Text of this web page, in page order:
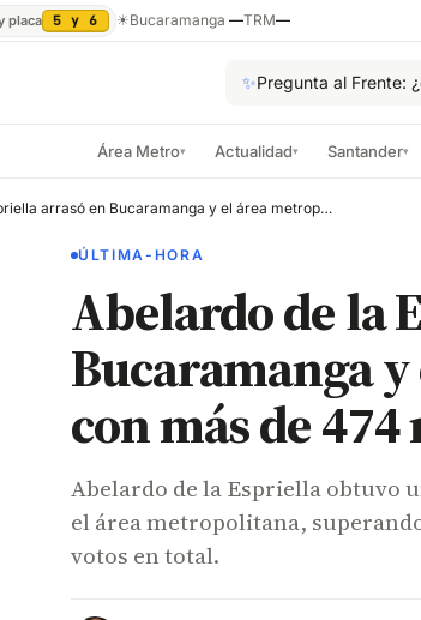
placa 5 y 6 ☀Bucaramanga —TRM—
✨Pregunta al Frente:
Área Metro▾ Actualidad▾ Santander▾
Abelardo de la Espriella arrasó en Bucaramanga y el área metropolitana con más de 474 mil votos
ÚLTIMA-HORA
Abelardo de la
Bucaramanga
con más de
Abelardo de la Espriella obtuvo
el área metropolitana,
votos en total.